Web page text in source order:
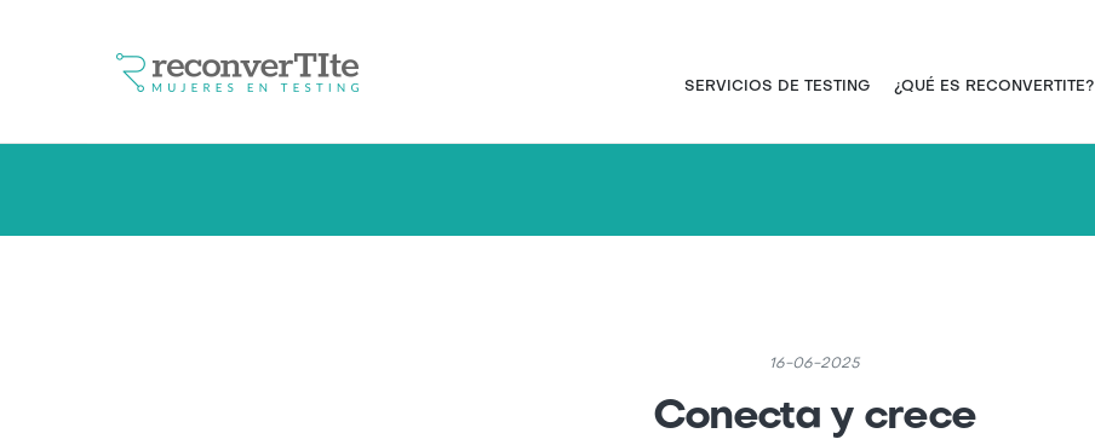
principal
Navegación principal
SERVICIOS DE TESTING ¿QUÉ ES RECONVERTITE?
16-06-2025
Conecta y crece